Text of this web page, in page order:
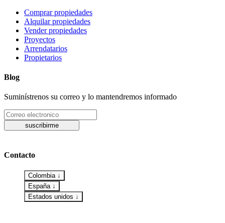
Comprar propiedades
Alquilar propiedades
Vender propiedades
Proyectos
Arrendatarios
Propietarios
Blog
Suminístrenos su correo y lo mantendremos informado
suscribirme
Contacto
Colombia ↓
España ↓
Estados unidos ↓